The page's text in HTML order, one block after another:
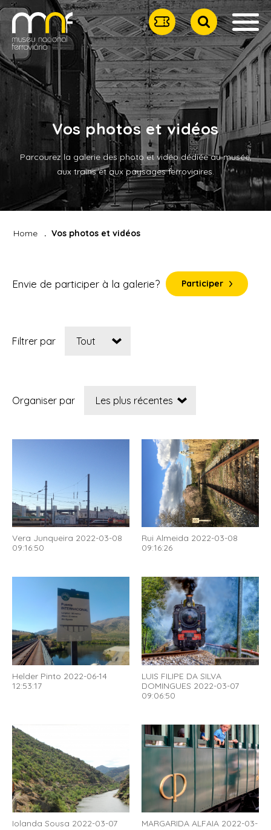
Vos photos et vidéos
Parcourez la galerie des photo et vidéo dédiée au musée,
aux trains et aux paysages ferroviaires.
Home Vos photos et vidéos
Envie de participer à la galerie? Participer
Filtrer par
Organiser par
Vera Junqueira 2022-03-08
09:16:50
Rui Almeida 2022-03-08
09:16:26
Helder Pinto 2022-06-14
12:53:17
LUIS FILIPE DA SILVA
DOMINGUES 2022-03-07
09:06:50
Iolanda Sousa 2022-03-07
MARGARIDA ALFAIA 2022-03-